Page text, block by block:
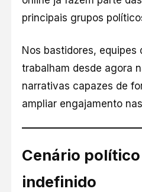
principais grupos
Nos bastidores, equipes
trabalham desde agora
narrativas capazes de
ampliar engajamento
Cenário
indefinido